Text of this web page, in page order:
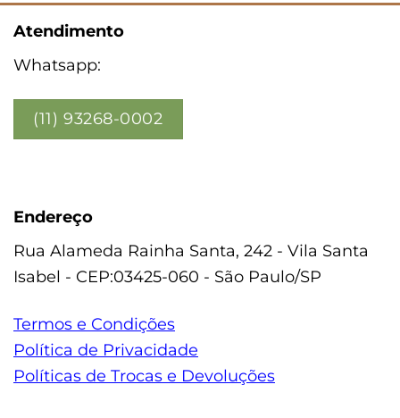
Atendimento
Whatsapp:
(11) 93268-0002
Endereço
Rua Alameda Rainha Santa, 242 - Vila Santa
Isabel - CEP:03425-060 - São Paulo/SP
Termos e Condições
Política de Privacidade
Políticas de Trocas e Devoluções